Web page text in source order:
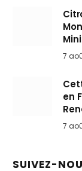
7
en
7
SUIVEZ-